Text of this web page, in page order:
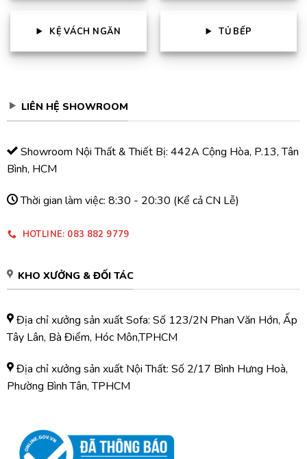
KỆ VÁCH NGĂN TỦ BẾP
LIÊN HỆ SHOWROOM
Showroom Nội Thất & Thiết Bị: 442A Cộng Hòa, P.13, Tân
Bình, HCM
Thời gian làm việc: 8:30 - 20:30 (Kể cả CN Lễ)
HOTLINE: 083 882 9779
KHO XƯỞNG & ĐỐI TÁC
Địa chỉ xưởng sản xuất Sofa: Số 123/2N Phan Văn Hớn, Ấp
Tây Lân, Bà Điểm, Hóc Môn,TPHCM
Địa chỉ xưởng sản xuất Nội Thất: Số 2/17 Bình Hưng Hoà,
Phường Bình Tân, TPHCM